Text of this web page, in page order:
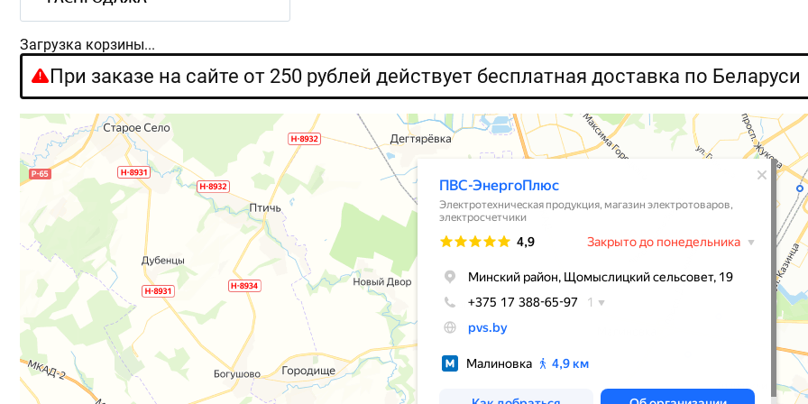
Загрузка корзины...
При заказе на сайте от 250 рублей действует бесплатная доставка по Беларуси